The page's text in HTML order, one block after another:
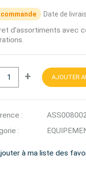
Date de
d'assortiments avec
+ AJOUTER
:
:
à ma liste des